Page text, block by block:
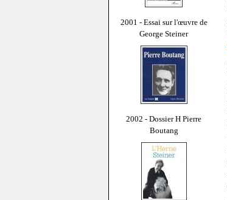
2001 - Essai sur l'œuvre de
George Steiner
2002 - Dossier H Pierre
Boutang